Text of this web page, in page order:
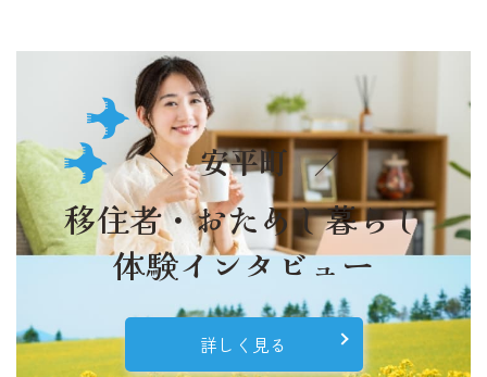
安平町
移住者・おためし暮らし
体験インタビュー
詳しく見る